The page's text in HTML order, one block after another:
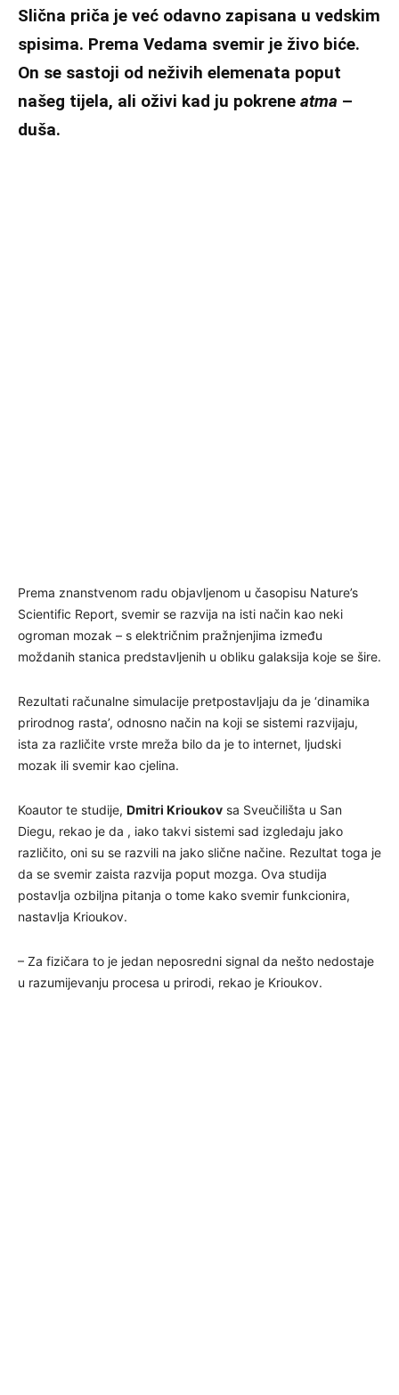
Slična priča je već odavno zapisana u vedskim
spisima. Prema Vedama svemir je živo biće.
On se sastoji od neživih elemenata poput
našeg tijela, ali oživi kad ju pokrene atma –
duša.
Prema znanstvenom radu objavljenom u časopisu Nature’s
Scientific Report, svemir se razvija na isti način kao neki
ogroman mozak – s električnim pražnjenjima između
moždanih stanica predstavljenih u obliku galaksija koje se šire.
Rezultati računalne simulacije pretpostavljaju da je ‘dinamika
prirodnog rasta’, odnosno način na koji se sistemi razvijaju,
ista za različite vrste mreža bilo da je to internet, ljudski
mozak ili svemir kao cjelina.
Koautor te studije, Dmitri Krioukov sa Sveučilišta u San
Diegu, rekao je da , iako takvi sistemi sad izgledaju jako
različito, oni su se razvili na jako slične načine. Rezultat toga je
da se svemir zaista razvija poput mozga. Ova studija
postavlja ozbiljna pitanja o tome kako svemir funkcionira,
nastavlja Krioukov.
– Za fizičara to je jedan neposredni signal da nešto nedostaje
u razumijevanju procesa u prirodi, rekao je Krioukov.